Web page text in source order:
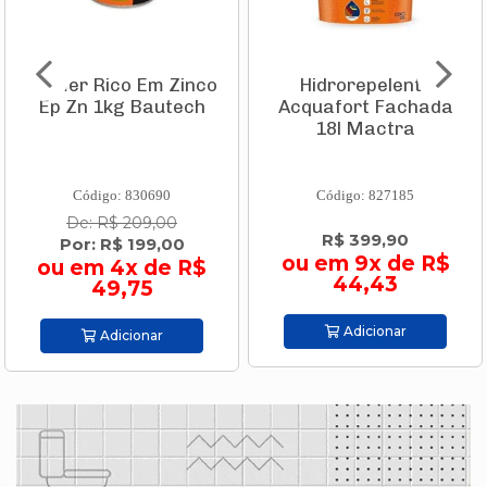
Primer Rico Em Zinco
Ep Zn 1kg Bautech
Código: 830690
De: R$ 209,00
Por: R$ 199,00
ou em 4x de R$
49,75
Adicionar
Hidrorepelente
Acquafort Fachada
18l Mactra
Código: 827185
R$ 399,90
ou em 9x de R$
44,43
Adicionar